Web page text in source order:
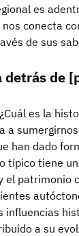
es
conecta
de sus
detrás de
es la
a
han dado
típico tiene
el patrimonio
influencias
a su